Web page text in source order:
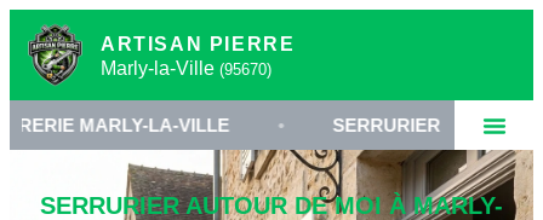
ARTISAN PIERRE
Marly-la-Ville (95670)
LA-VILLE • SERRURIER VAL-D'OISE 95670
SERRURIER AUTOUR DE MOI À MARLY-